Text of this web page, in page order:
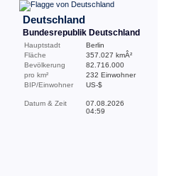
Deutschland
Bundesrepublik Deutschland
Hauptstadt
Berlin
Fläche
357.027 kmÂ²
Bevölkerung
82.716.000
pro km²
232 Einwohner
BIP/Einwohner
US-$
Datum & Zeit
07.08.2026
04:59